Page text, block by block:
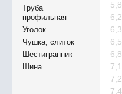
Труба
профильная
Уголок
Чушка, слиток
Шестигранник
Шина
5,8
6,2
6,3
6,5
6,8
7,1
7,2
7,4